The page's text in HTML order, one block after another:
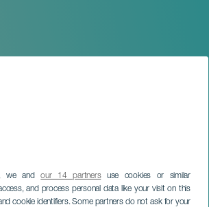
we andour 14 partnersuse cookies or similar
and process personal data like your visit on this
cookie identifiers. Some partners do not ask for your